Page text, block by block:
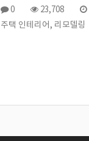
0
23,708
주택 인테리어, 리모델링